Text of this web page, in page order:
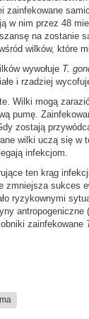
w nim przez 48
na zostanie
wilków, które
wywołuje T.
i rzadziej
Wilki mogą
pumę.
zostają
wilki uczą się
infekcjom.
ten krąg
zmniejsza sukces
ryzykownymi
antropogeniczne
zainfekowane